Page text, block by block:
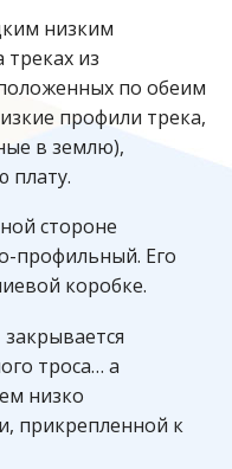
низким
из
по обеим
профили трека,
в землю),
плату.
стороне
профильный. Его
коробке.
троса… а
низко
прикрепленной к